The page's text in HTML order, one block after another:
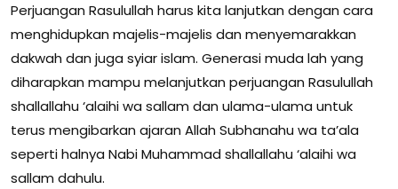
Perjuangan Rasulullah harus kita lanjutkan dengan cara
menghidupkan majelis-majelis dan menyemarakkan
dakwah dan juga syiar islam. Generasi muda lah yang
diharapkan mampu melanjutkan perjuangan Rasulullah
shallallahu ‘alaihi wa sallam dan ulama-ulama untuk
terus mengibarkan ajaran Allah Subhanahu wa ta’ala
seperti halnya Nabi Muhammad shallallahu ‘alaihi wa
sallam dahulu.